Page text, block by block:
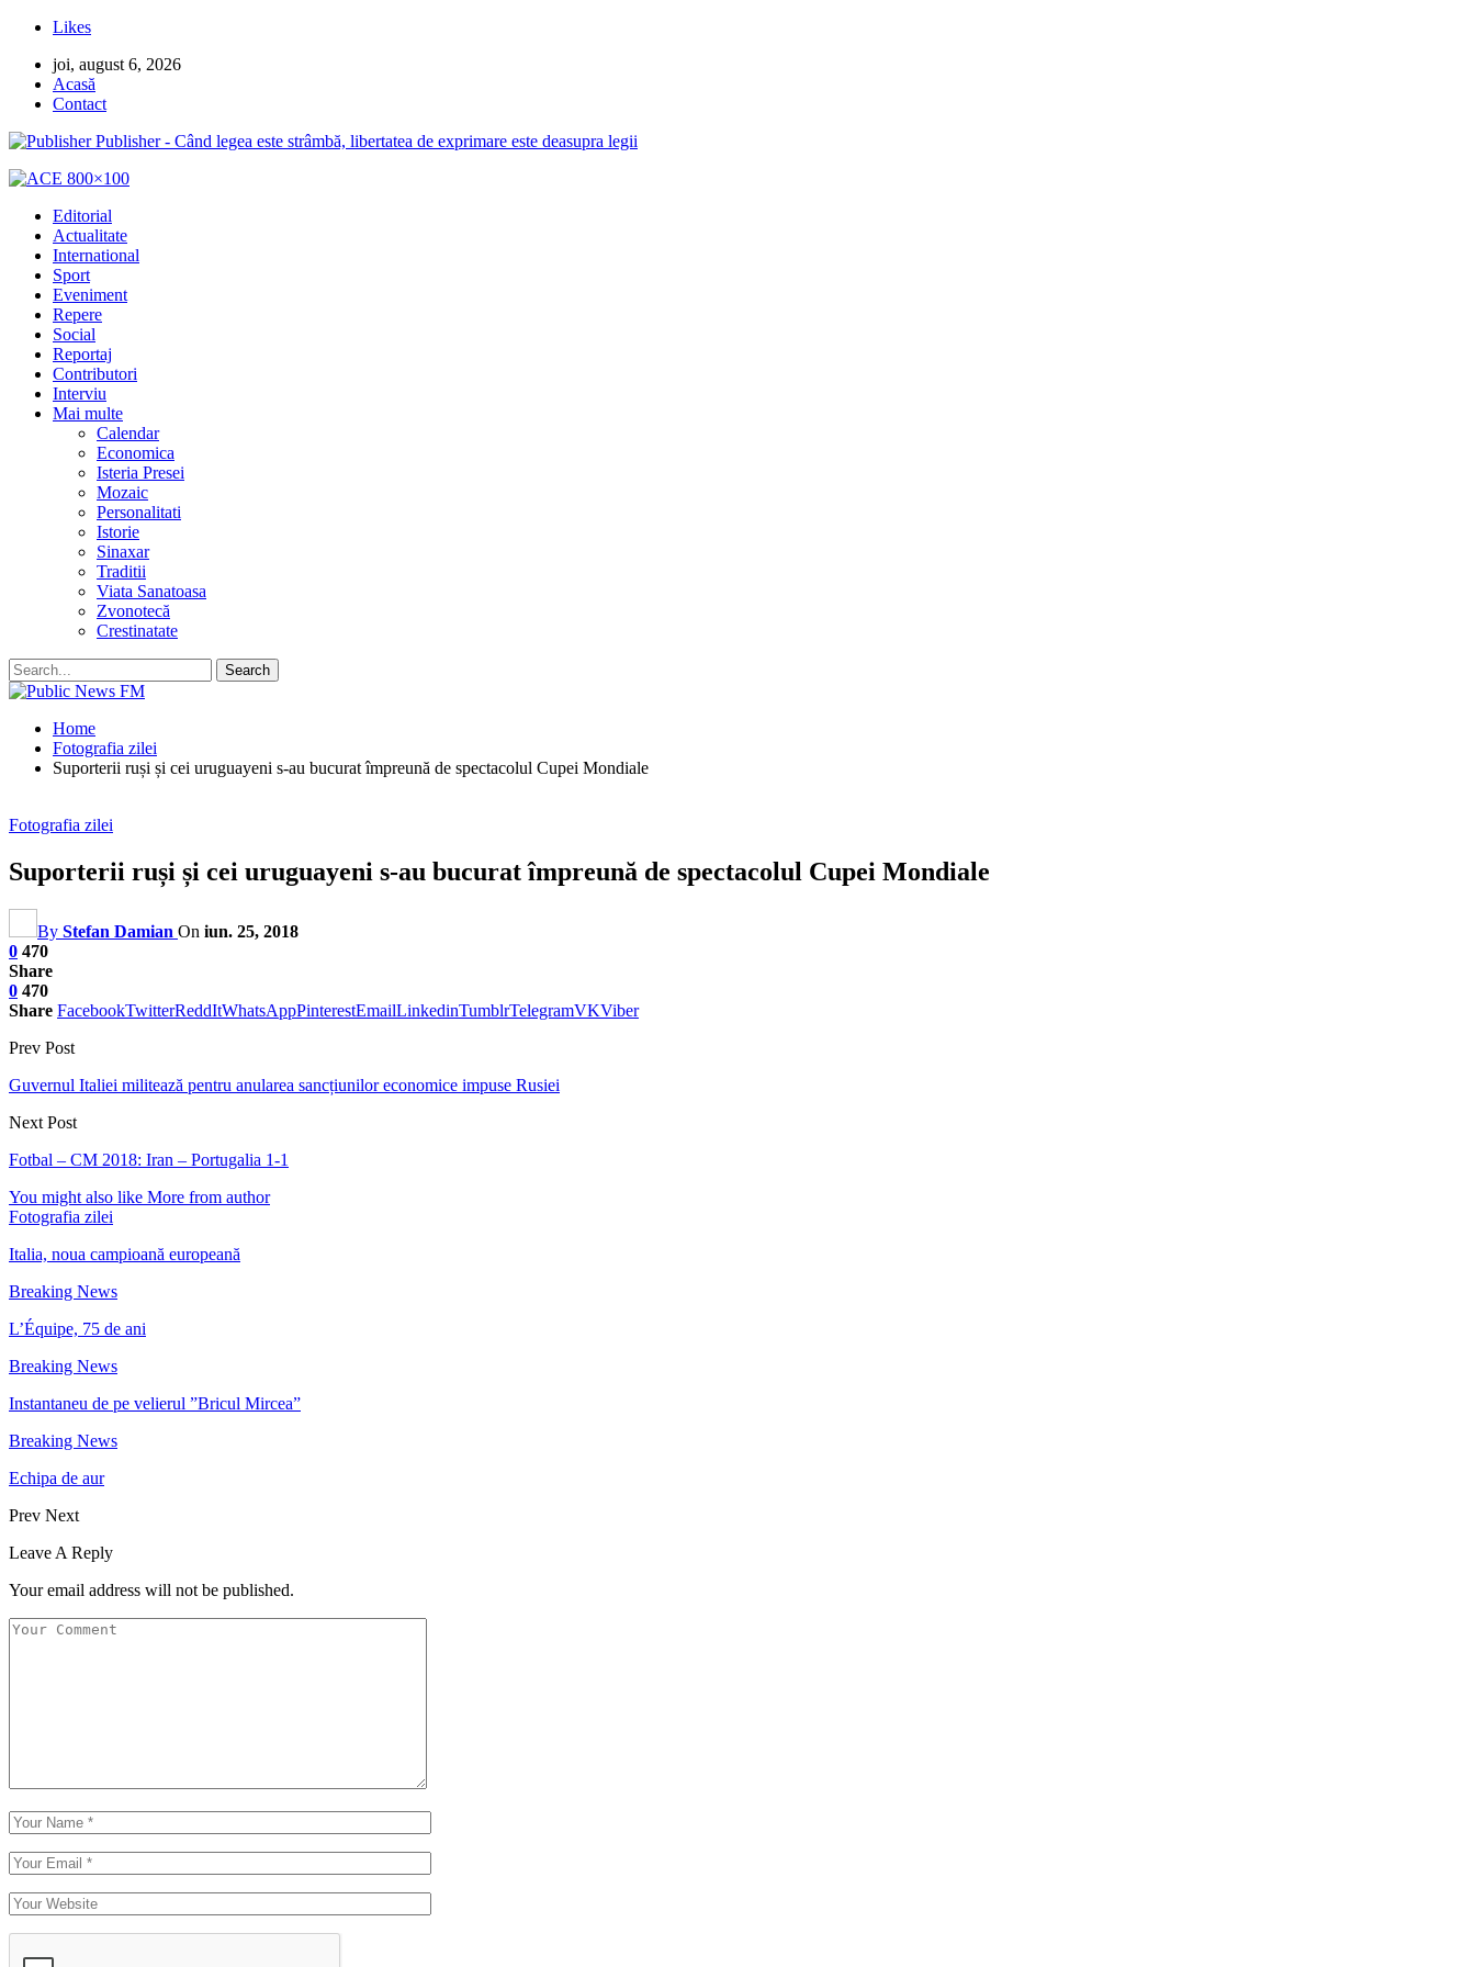
Likes
joi, august 6, 2026
Acasă
Contact
Publisher - Când legea este strâmbă, libertatea de exprimare este deasupra legii
Editorial
Actualitate
International
Sport
Eveniment
Repere
Social
Reportaj
Contributori
Interviu
Mai multe
Calendar
Economica
Isteria Presei
Mozaic
Personalitati
Istorie
Sinaxar
Traditii
Viata Sanatoasa
Zvonotecă
Crestinatate
Home
Fotografia zilei
Suporterii ruși și cei uruguayeni s-au bucurat împreună de spectacolul Cupei Mondiale
Fotografia zilei
Suporterii ruși și cei uruguayeni s-au bucurat împreună de spectacolul Cupei Mondiale
By Stefan Damian On iun. 25, 2018
0 470
Share
0 470
Share FacebookTwitterReddItWhatsAppPinterestEmailLinkedinTumblrTelegramVKViber
Prev Post
Guvernul Italiei militează pentru anularea sancțiunilor economice impuse Rusiei
Next Post
Fotbal – CM 2018: Iran – Portugalia 1-1
You might also like More from author
Fotografia zilei
Italia, noua campioană europeană
Breaking News
L’Équipe, 75 de ani
Breaking News
Instantaneu de pe velierul ”Bricul Mircea”
Breaking News
Echipa de aur
Prev Next
Leave A Reply
Your email address will not be published.